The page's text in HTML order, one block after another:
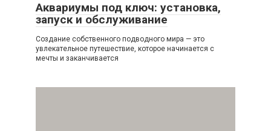
Аквариумы под ключ: установка,
запуск и обслуживание
Создание собственного подводного мира — это
увлекательное путешествие, которое начинается с
мечты и заканчивается